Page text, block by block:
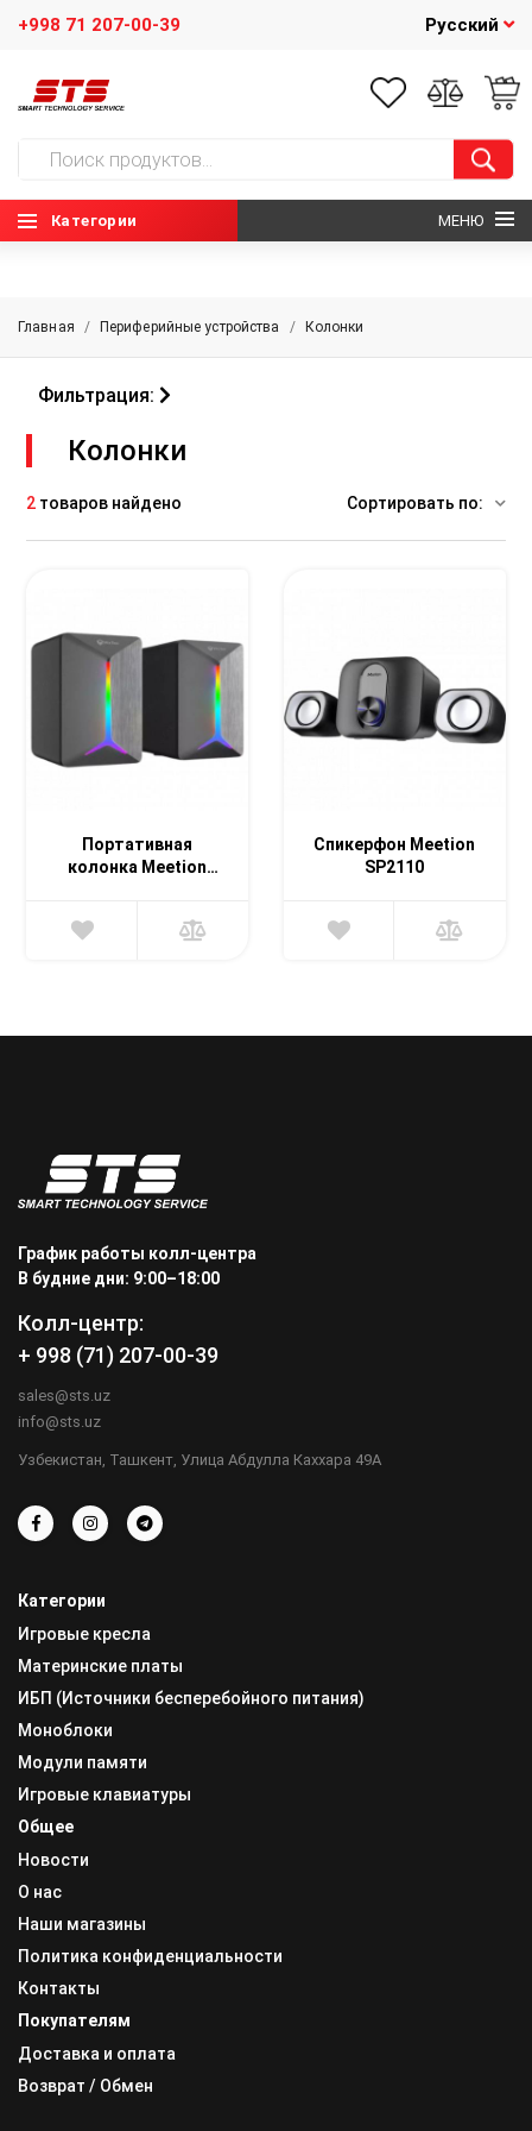
+998 71 207-00-39 Русский
Категории МЕНЮ
НОВОСТИ
Главная / Периферийные устройства / Колонки
Фильтрация:
Колонки
2 товаров найдено Сортировать по:
Портативная
колонка Meetion
Спикерфон Meetion
SP2110
График работы колл-центра
В будние дни: 9:00–18:00
Колл-центр:
+ 998 (71) 207-00-39
sales@sts.uz
info@sts.uz
Узбекистан, Ташкент, Улица Абдулла Каххара 49А
Категории
Игровые кресла
Материнские платы
ИБП (Источники бесперебойного питания)
Моноблоки
Модули памяти
Игровые клавиатуры
Общее
Новости
О нас
Наши магазины
Политика конфиденциальности
Контакты
Покупателям
Доставка и оплата
Возврат / Обмен